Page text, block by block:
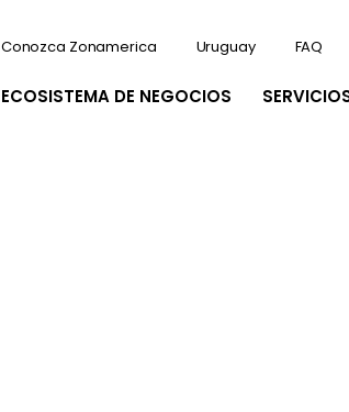
ECOSISTEMA DE NEGOCIOS
Conozca Zonamerica Uruguay FAQ